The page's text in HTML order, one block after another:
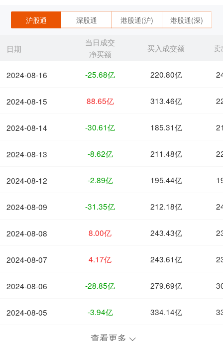
沪股通 深股通 港股通(沪) 港股通(深)
日期
2024-08-16
2024-08-15
2024-08-14
2024-08-13
2024-08-12
2024-08-09
2024-08-08
2024-08-07
2024-08-06
2024-08-05
当日成交
净买额
买入成交额 卖
-25.68亿 220.80亿
88.65亿 313.46亿
-30.61亿 185.31亿
-8.62亿 211.48亿
-2.89亿 195.44亿
-31.35亿 212.18亿
8.00亿 243.43亿
4.17亿 243.61亿
-28.85亿 279.69亿
-3.94亿 334.14亿
查看更多